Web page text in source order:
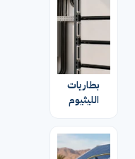
بطاريات
الليثيوم